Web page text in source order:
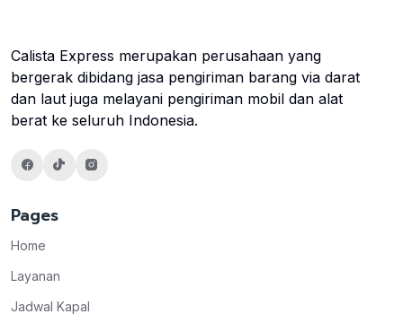
Calista Express merupakan perusahaan yang
bergerak dibidang jasa pengiriman barang via darat
dan laut juga melayani pengiriman mobil dan alat
berat ke seluruh Indonesia.
Pages
Home
Layanan
Jadwal Kapal